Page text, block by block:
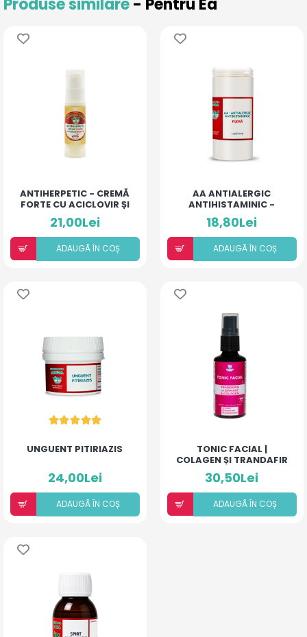
Produse similare- Pentru Ea
ANTIHERPETIC - CREMĂ
FORTE CU ACICLOVIR ȘI
ULEIURI ESENȚIALE
21,00Lei
ADAUGÃ ÎN COȘ
AA ANTIALERGIC
ANTIHISTAMINIC -
PUDRĂ PENTRU COPII ȘI
ADULȚI
18,80Lei
ADAUGÃ ÎN COȘ
UNGUENT PITIRIAZIS
24,00Lei
ADAUGÃ ÎN COȘ
TONIC FACIAL |
COLAGEN ȘI TRANDAFIR
DE DAMASC
30,50Lei
ADAUGÃ ÎN COȘ